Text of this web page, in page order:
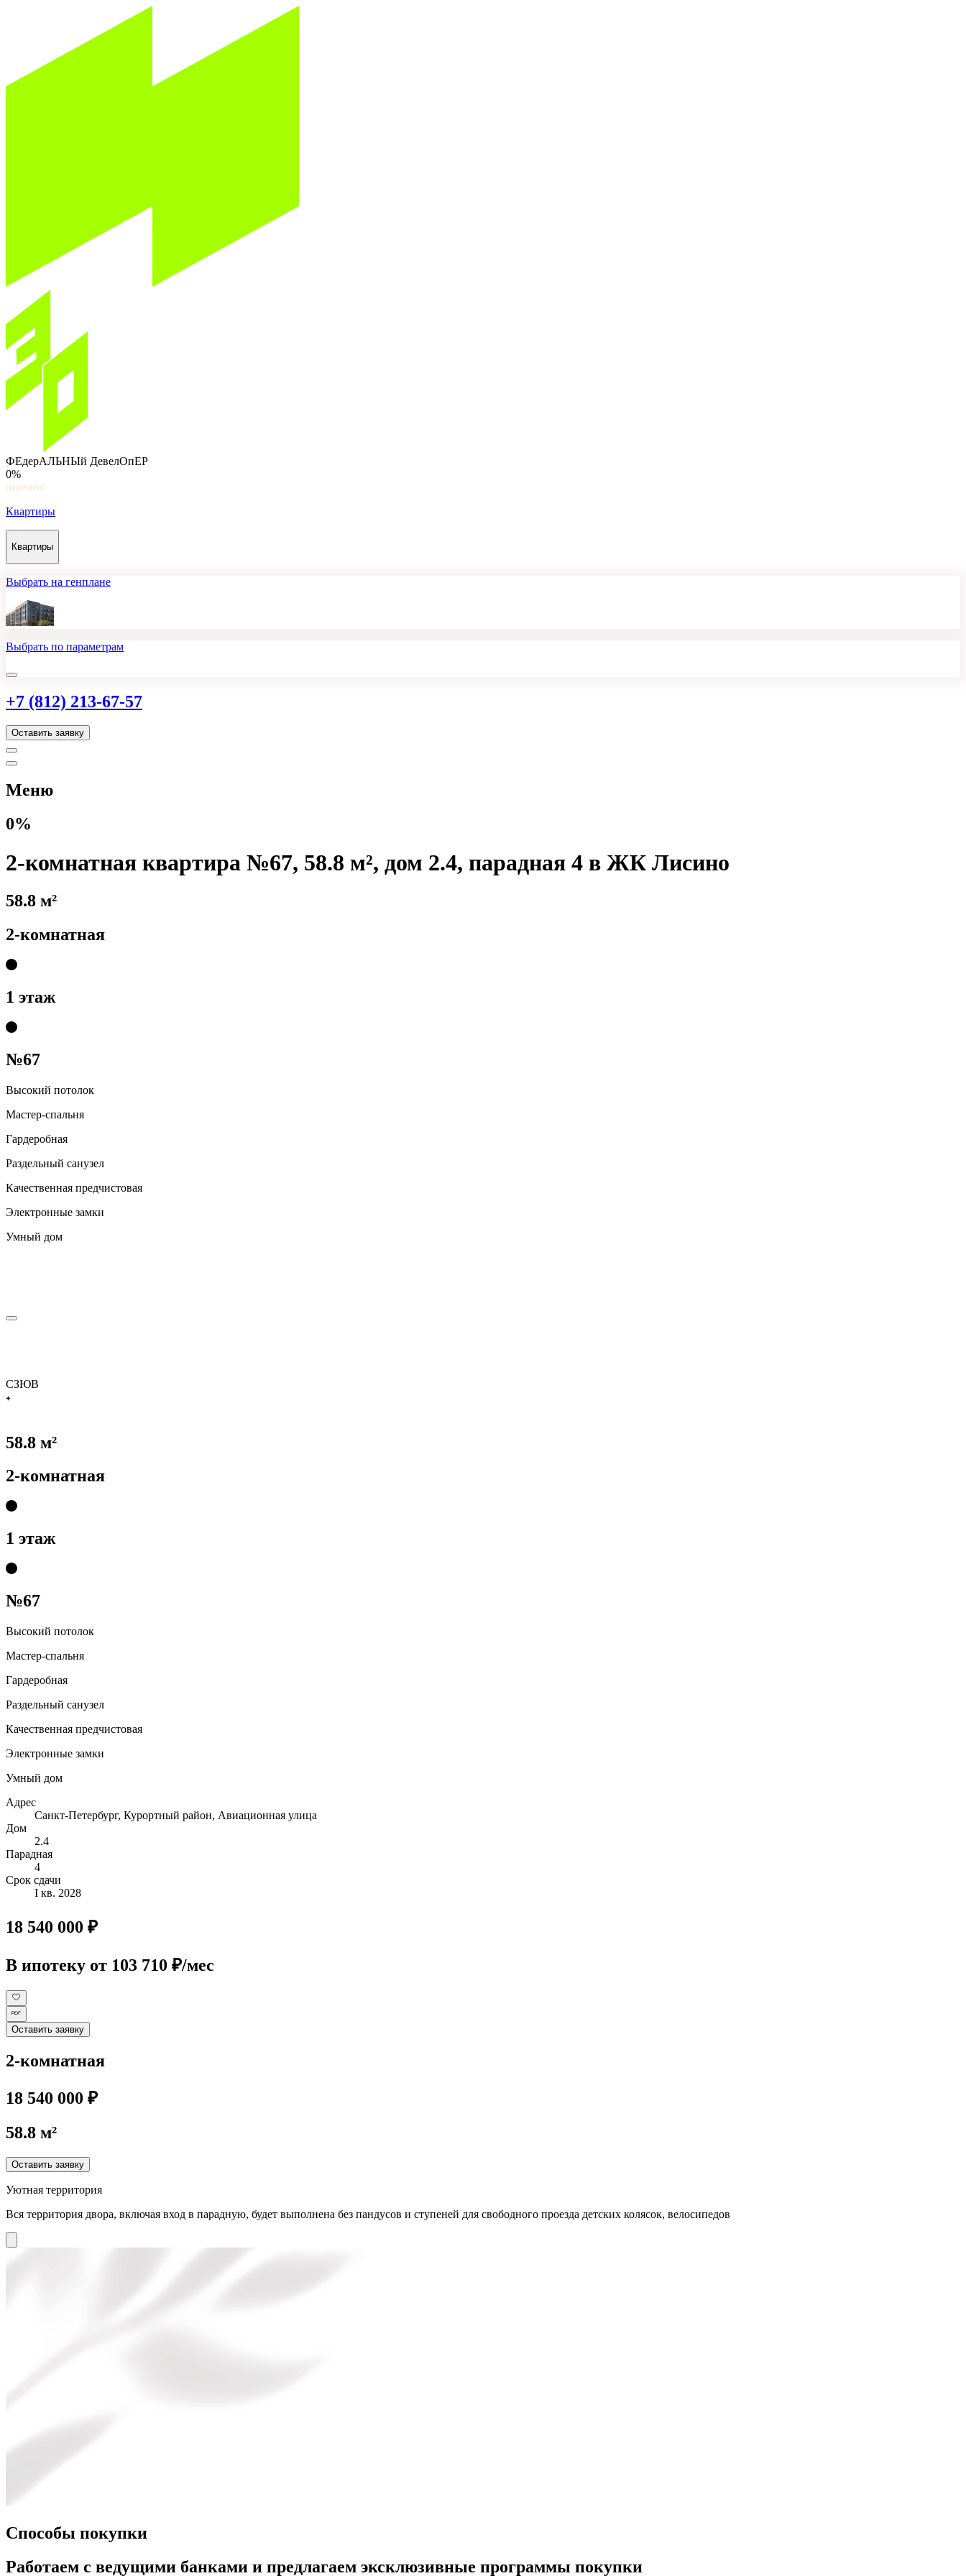
ФЕдерАЛЬНЫй ДевелОпЕР
0%
Квартиры
Квартиры
Выбрать на генплане
Выбрать по параметрам
+7 (812) 213-67-57
Оставить заявку
Меню
0%
2-комнатная квартира №67, 58.8 м², дом 2.4, парадная 4 в ЖК Лисино
58.8 м²
2-комнатная
1 этаж
№67
Высокий потолок
Мастер-спальня
Гардеробная
Раздельный санузел
Качественная предчистовая
Электронные замки
Умный дом
СЗЮВ
58.8 м²
2-комнатная
1 этаж
№67
Высокий потолок
Мастер-спальня
Гардеробная
Раздельный санузел
Качественная предчистовая
Электронные замки
Умный дом
Адрес
Санкт-Петербург, Курортный район, Авиационная улица
Дом
2.4
Парадная
4
Срок сдачи
I кв. 2028
18 540 000 ₽
В ипотеку от 103 710 ₽/мес
Оставить заявку
2-комнатная
18 540 000 ₽
58.8 м²
Оставить заявку
Уютная территория
Вся территория двора, включая вход в парадную, будет выполнена без пандусов и ступеней для свободного проезда детских колясок, велосипедов
Способы покупки
Работаем с ведущими банками и предлагаем эксклюзивные программы покупки